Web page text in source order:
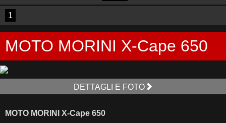
1
MOTO MORINI X-Cape 650
DETTAGLI E FOTO
MOTO MORINI X-Cape 650